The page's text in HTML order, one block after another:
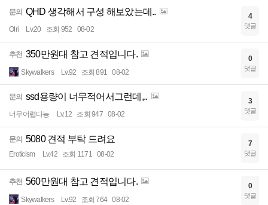
문의 QHD 생각해서 구성 해보았는데..
Olri Lv.20 조회 952 08-02
4
댓글
추천 350만원대 참고 견적입니다.
Skywalkers Lv.92 조회 891 08-02
0
댓글
문의 ssd용량이 너무적어서그런데,..
너무어렵다능 Lv.12 조회 947 08-02
3
댓글
문의 5080 견적 부탁 드려요
Eroticism Lv.42 조회 1171 08-02
7
댓글
추천 560만원대 참고 견적입니다.
Skywalkers Lv.92 조회 764 08-02
0
댓글